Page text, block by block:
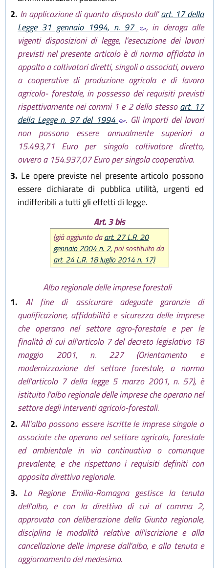
2. In applicazione di quanto disposto dall'art. 17 della
Legge 31 gennaio 1994, n. 97
, in deroga alle
vigenti disposizioni di legge, l'esecuzione dei lavori
previsti nel presente articolo è di norma affidata in
appalto a coltivatori diretti, singoli o associati, ovvero
a cooperative di produzione agricola e di lavoro
agricolo- forestale, in possesso dei requisiti previsti
rispettivamente nei commi 1 e 2 dello stessoart. 17
della Legge n. 97 del 1994
. Gli importi dei lavori
non possono essere annualmente superiori a
15.493,71 Euro per singolo coltivatore diretto,
ovvero a 154.937,07 Euro per singola cooperativa.
3. Le opere previste nel presente articolo possono
essere dichiarate di pubblica utilità, urgenti ed
indifferibili a tutti gli effetti di legge.
Art. 3 bis
(già aggiunto daart. 27 L.R. 20
gennaio 2004 n. 2, poi sostituito da
art. 24 L.R. 18 luglio 2014 n. 17)
Albo regionale delle imprese forestali
1.Al fine di assicurare adeguate garanzie di
qualificazione, affidabilità e sicurezza delle imprese
che operano nel settore agro-forestale e per le
finalità di cui all'articolo 7 del decreto legislativo 18
maggio 2001, n. 227 (Orientamento e
modernizzazione del settore forestale, a norma
dell'articolo 7 della legge 5 marzo 2001, n. 57), è
istituito l'albo regionale delle imprese che operano nel
settore degli interventi agricolo-forestali.
2. All'albo possono essere iscritte le imprese singole o
associate che operano nel settore agricolo, forestale
ed ambientale in via continuativa o comunque
prevalente, e che rispettano i requisiti definiti con
apposita direttiva regionale.
3. La Regione Emilia-Romagna gestisce la tenuta
dell'albo, e con la direttiva di cui al comma 2,
approvata con deliberazione della Giunta regionale,
disciplina le modalità relative all'iscrizione e alla
cancellazione delle imprese dall'albo, e alla tenuta e
aggiornamento del medesimo.